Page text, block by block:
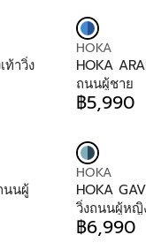
C
E
฿
8
,
9
0
:G
U
L
A
R
P
C
E
฿
6
,
4
ท้าวิ่ง
V
E
N
D
O
:
HOKA
HOKA
ถนนผู้ชาย
R
G
U
L
A
R
P
฿5,990
นนผู้
V
E
N
D
O
HOKA
HOKA
วิ่งถนนผู้หญิ
R
฿6,990